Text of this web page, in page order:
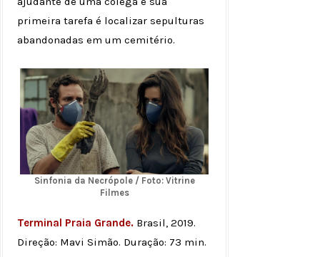
primeira tarefa é localizar sepulturas
abandonadas em um cemitério.
Sinfonia da Necrópole / Foto: Vitrine
Filmes
Terminal Praia Grande. Brasil, 2019.
Direção: Mavi Simão. Duração: 73 min.